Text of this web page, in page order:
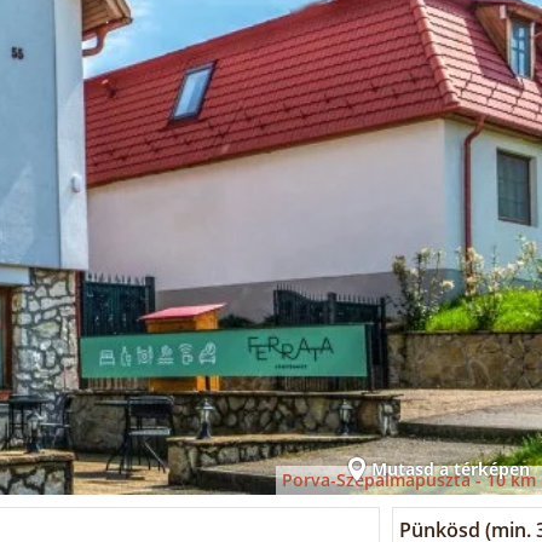
Mutasd a térképen
Porva-Szépalmapuszta -10 km
Pünkösd (min.